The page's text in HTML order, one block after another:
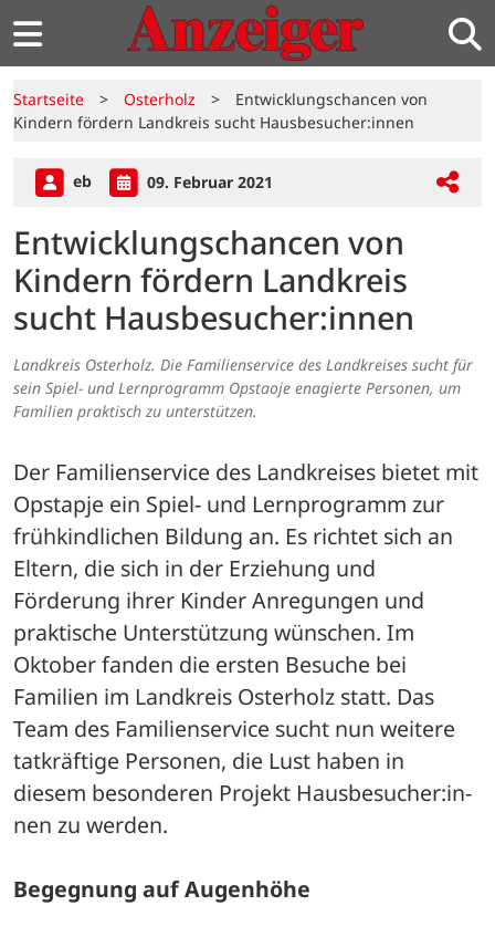
Startseite > Osterholz >
Entwicklungschancen von
Kindern fördern Landkreis sucht Hausbesucher:innen
eb 09. Februar 2021
Entwicklungschancen von
Kindern fördern Landkreis
sucht Hausbesucher:innen
Landkreis Osterholz. Die Familienservice des Landkreises sucht für
sein Spiel- und Lernprogramm Opstaoje enagierte Personen, um
Familien praktisch zu unterstützen.
Der Familienservice des Landkreises bietet mit
Opstapje ein Spiel- und Lernprogramm zur
frühkindlichen Bildung an. Es richtet sich an
Eltern, die sich in der Erziehung und
Förderung ihrer Kinder Anregungen und
praktische Unterstützung wünschen. Im
Oktober fanden die ersten Besuche bei
Familien im Landkreis Osterholz statt. Das
Team des Familienservice sucht nun weitere
tatkräftige Personen, die Lust haben in
diesem besonderen Projekt Hausbesucher:in-
nen zu werden.
Begegnung auf Augenhöhe